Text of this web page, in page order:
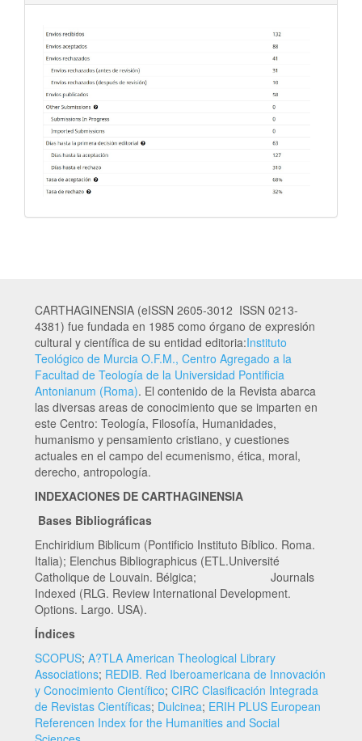
CARTHAGINENSIA (eISSN 2605-3012 ISSN 0213-
4381) fue fundada en 1985 como órgano de expresión
cultural y científica de su entidad editoria:Instituto
Teológico de Murcia O.F.M., Centro Agregado a la
Facultad de Teología de la Universidad Pontificia
Antonianum (Roma). El contenido de la Revista abarca
las diversas areas de conocimiento que se imparten en
este Centro: Teología, Filosofía, Humanidades,
humanismo y pensamiento cristiano, y cuestiones
actuales en el campo del ecumenismo, ética, moral,
derecho, antropología.
INDEXACIONES DE CARTHAGINENSIA
Bases Bibliográficas
Enchiridium Biblicum (Pontificio Instituto Bíblico. Roma.
Italia); Elenchus Bibliographicus (ETL.Université
Catholique de Louvain. Bélgica; Journals
Indexed (RLG. Review International Development.
Options. Largo. USA).
Índices
SCOPUS; A?TLA American Theological Library
Associations; REDIB. Red Iberoamericana de Innovación
y Conocimiento Científico; CIRC Clasificación Integrada
de Revistas Científicas; Dulcinea; ERIH PLUS European
Referencen Index for the Humanities and Social